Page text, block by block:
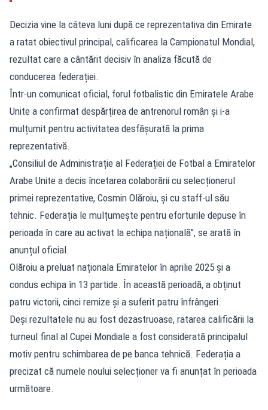
Decizia vine la câteva luni după ce reprezentativa din Emirate
a ratat obiectivul principal, calificarea la Campionatul Mondial,
rezultat care a cântărit decisiv în analiza făcută de
conducerea federației.
Într-un comunicat oficial, forul fotbalistic din Emiratele Arabe
Unite a confirmat despărțirea de antrenorul român și i-a
mulțumit pentru activitatea desfășurată la prima
reprezentativă.
„Consiliul de Administrație al Federației de Fotbal a Emiratelor
Arabe Unite a decis încetarea colaborării cu selecționerul
primei reprezentative, Cosmin Olăroiu, și cu staff-ul său
tehnic. Federația le mulțumește pentru eforturile depuse în
perioada în care au activat la echipa națională”, se arată în
anunțul oficial.
Olăroiu a preluat naționala Emiratelor în aprilie 2025 și a
condus echipa în 13 partide. În această perioadă, a obținut
patru victorii, cinci remize și a suferit patru înfrângeri.
Deși rezultatele nu au fost dezastruoase, ratarea calificării la
turneul final al Cupei Mondiale a fost considerată principalul
motiv pentru schimbarea de pe banca tehnică. Federația a
precizat că numele noului selecționer va fi anunțat în perioada
următoare.